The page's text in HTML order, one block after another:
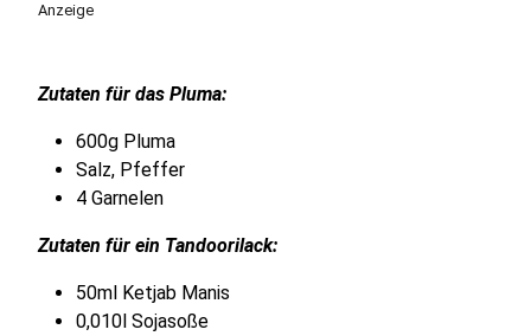
Anzeige
Zutaten für das Pluma:
600g Pluma
Salz, Pfeffer
4 Garnelen
Zutaten für ein Tandoorilack:
50ml Ketjab Manis
0,010l Sojasoße